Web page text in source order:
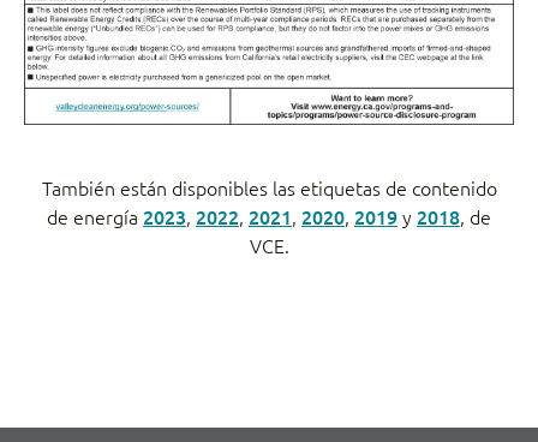
También están disponibles las etiquetas de contenido
de energía 2023, 2022, 2021, 2020, 2019y 2018, de
VCE.